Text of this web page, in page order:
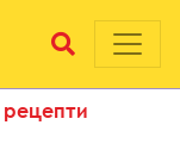
рецепти